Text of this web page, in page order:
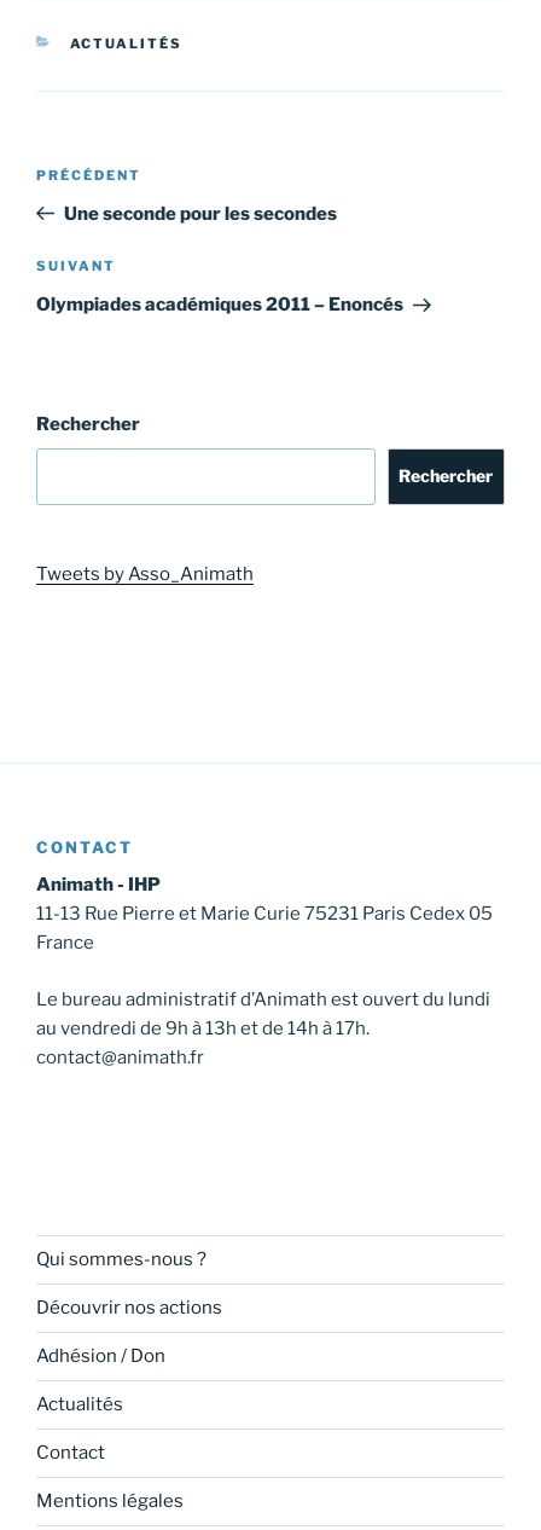
CATÉGORIES
ACTUALITÉS
Navigation
l’article
Article
précédent
PRÉCÉDENT
Une seconde pour les secondes
Article
suivant
SUIVANT
Olympiades académiques 2011 – Enoncés
Rechercher
Rechercher
Tweets by Asso_Animath
CONTACT
Animath - IHP
11-13 Rue Pierre et Marie Curie 75231 Paris Cedex 05
France
Le bureau administratif d’Animath est ouvert du lundi
au vendredi de 9h à 13h et de 14h à 17h.
contact@animath.fr
Qui sommes-nous ?
Découvrir nos actions
Adhésion / Don
Actualités
Contact
Mentions légales